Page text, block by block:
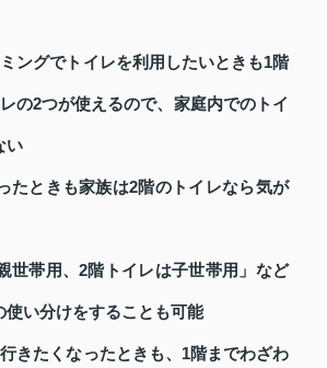
ングでトイレを利用したいときも1階
の2つが使えるので、家庭内でのトイ
い
たときも家族は2階のトイレなら気が
世帯用、2階トイレは子世帯用」など
使い分けをすることも可能
きたくなったときも、1階までわざわ